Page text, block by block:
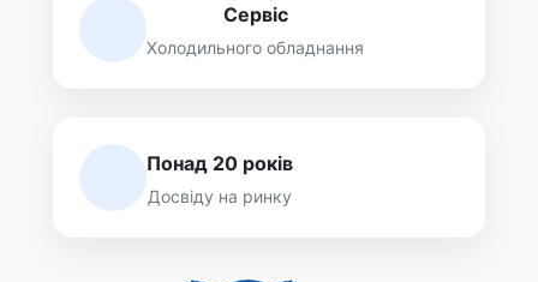
Сервіс
Холодильного обладнання
Понад 20 років
Досвіду на ринку